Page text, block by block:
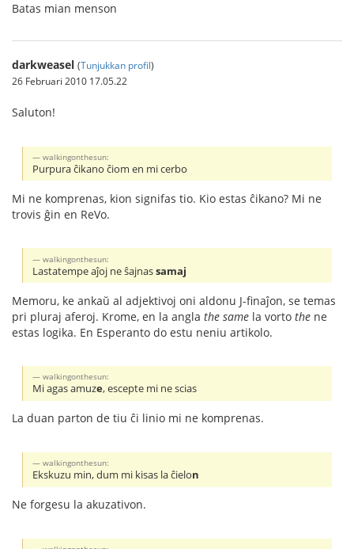
Batas mian menson
darkweasel (Tunjukkan profil)
26 Februari 2010 17.05.22
Saluton!
walkingonthesun:
Purpura ĉikano ĉiom en mi cerbo
Mi ne komprenas, kion signifas tio. Kio estas ĉikano? Mi ne
trovis ĝin en ReVo.
walkingonthesun:
Lastatempe aĵoj ne ŝajnassamaj
Memoru, ke ankaŭ al adjektivoj oni aldonu J-finaĵon, se temas
pri pluraj aferoj. Krome, en la angla the same la vorto the ne
estas logika. En Esperanto do estu neniu artikolo.
walkingonthesun:
Mi agas amuze, escepte mi ne scias
La duan parton de tiu ĉi linio mi ne komprenas.
walkingonthesun:
Ekskuzu min, dum mi kisas la ĉielon
Ne forgesu la akuzativon.